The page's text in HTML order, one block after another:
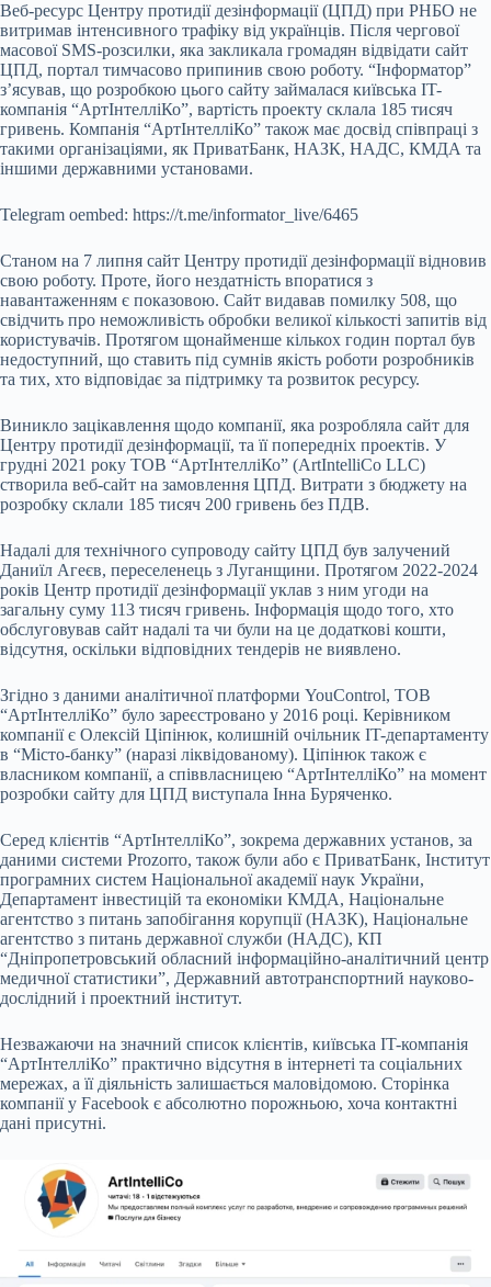
Веб-ресурс Центру протидії дезінформації (ЦПД) при РНБО не
витримав інтенсивного трафіку від українців. Після чергової
масової SMS-розсилки, яка закликала громадян відвідати сайт
ЦПД, портал тимчасово припинив свою роботу. “Інформатор”
з’ясував, що розробкою цього сайту займалася київська IT-
компанія “АртІнтелліКо”, вартість проекту склала 185 тисяч
гривень. Компанія “АртІнтелліКо” також має досвід співпраці з
такими організаціями, як ПриватБанк, НАЗК, НАДС, КМДА та
іншими державними установами.
Telegram oembed: https://t.me/informator_live/6465
Станом на 7 липня сайт Центру протидії дезінформації відновив
свою роботу. Проте, його нездатність впоратися з
навантаженням є показовою. Сайт видавав помилку 508, що
свідчить про неможливість обробки великої кількості запитів від
користувачів. Протягом щонайменше кількох годин портал був
недоступний, що ставить під сумнів якість роботи розробників
та тих, хто відповідає за підтримку та розвиток ресурсу.
Виникло зацікавлення щодо компанії, яка розробляла сайт для
Центру протидії дезінформації, та її попередніх проектів. У
грудні 2021 року ТОВ “АртІнтелліКо” (ArtIntelliCo LLC)
створила веб-сайт на замовлення ЦПД. Витрати з бюджету на
розробку склали 185 тисяч 200 гривень без ПДВ.
Надалі для технічного супроводу сайту ЦПД був залучений
Даниїл Агеєв, переселенець з Луганщини. Протягом 2022-2024
років Центр протидії дезінформації уклав з ним угоди на
загальну суму 113 тисяч гривень. Інформація щодо того, хто
обслуговував сайт надалі та чи були на це додаткові кошти,
відсутня, оскільки відповідних тендерів не виявлено.
Згідно з даними аналітичної платформи YouControl, ТОВ
“АртІнтелліКо” було зареєстровано у 2016 році. Керівником
компанії є Олексій Ціпінюк, колишній очільник IT-департаменту
в “Місто-банку” (наразі ліквідованому). Ціпінюк також є
власником компанії, а співвласницею “АртІнтелліКо” на момент
розробки сайту для ЦПД виступала Інна Буряченко.
Серед клієнтів “АртІнтелліКо”, зокрема державних установ, за
даними системи Prozorro, також були або є ПриватБанк, Інститут
програмних систем Національної академії наук України,
Департамент інвестицій та економіки КМДА, Національне
агентство з питань запобігання корупції (НАЗК), Національне
агентство з питань державної служби (НАДС), КП
“Дніпропетровський обласний інформаційно-аналітичний центр
медичної статистики”, Державний автотранспортний науково-
дослідний і проектний інститут.
Незважаючи на значний список клієнтів, київська IT-компанія
“АртІнтелліКо” практично відсутня в інтернеті та соціальних
мережах, а її діяльність залишається маловідомою. Сторінка
компанії у Facebook є абсолютно порожньою, хоча контактні
дані присутні.